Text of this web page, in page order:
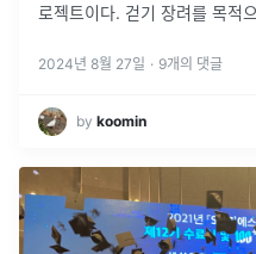
로젝트이다. 걷기 장려를 목적
차를 탄...
2024년 8월 27일 · 9개의 댓글
by koomin